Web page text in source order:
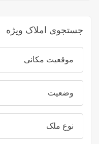
جستجوی املاک ویژه
موقعیت مکانی
وضعیت
نوع ملک